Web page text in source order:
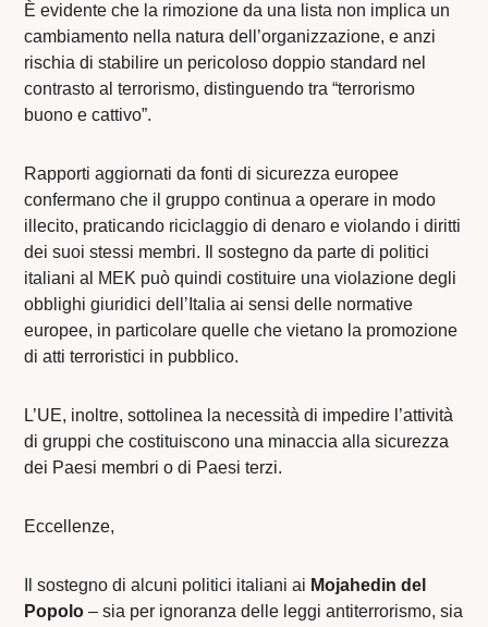
È evidente che la rimozione da una lista non implica un
cambiamento nella natura dell’organizzazione, e anzi
rischia di stabilire un pericoloso doppio standard nel
contrasto al terrorismo, distinguendo tra “terrorismo
buono e cattivo”.
Rapporti aggiornati da fonti di sicurezza europee
confermano che il gruppo continua a operare in modo
illecito, praticando riciclaggio di denaro e violando i diritti
dei suoi stessi membri. Il sostegno da parte di politici
italiani al MEK può quindi costituire una violazione degli
obblighi giuridici dell’Italia ai sensi delle normative
europee, in particolare quelle che vietano la promozione
di atti terroristici in pubblico.
L’UE, inoltre, sottolinea la necessità di impedire l’attività
di gruppi che costituiscono una minaccia alla sicurezza
dei Paesi membri o di Paesi terzi.
Eccellenze,
Il sostegno di alcuni politici italiani ai Mojahedin del
Popolo – sia per ignoranza delle leggi antiterrorismo, sia